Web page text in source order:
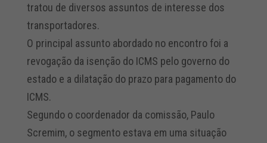
tratou de diversos assuntos de interesse dos
transportadores.
O principal assunto abordado no encontro foi a
revogação da isenção do ICMS pelo governo do
estado e a dilatação do prazo para pagamento do
ICMS.
Segundo o coordenador da comissão, Paulo
Scremim, o segmento estava em uma situação